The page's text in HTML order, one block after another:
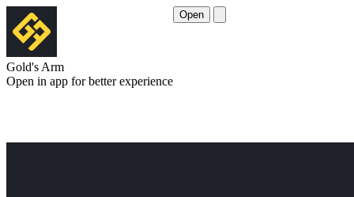
Gold's Arm
Open in app for better experience
Open